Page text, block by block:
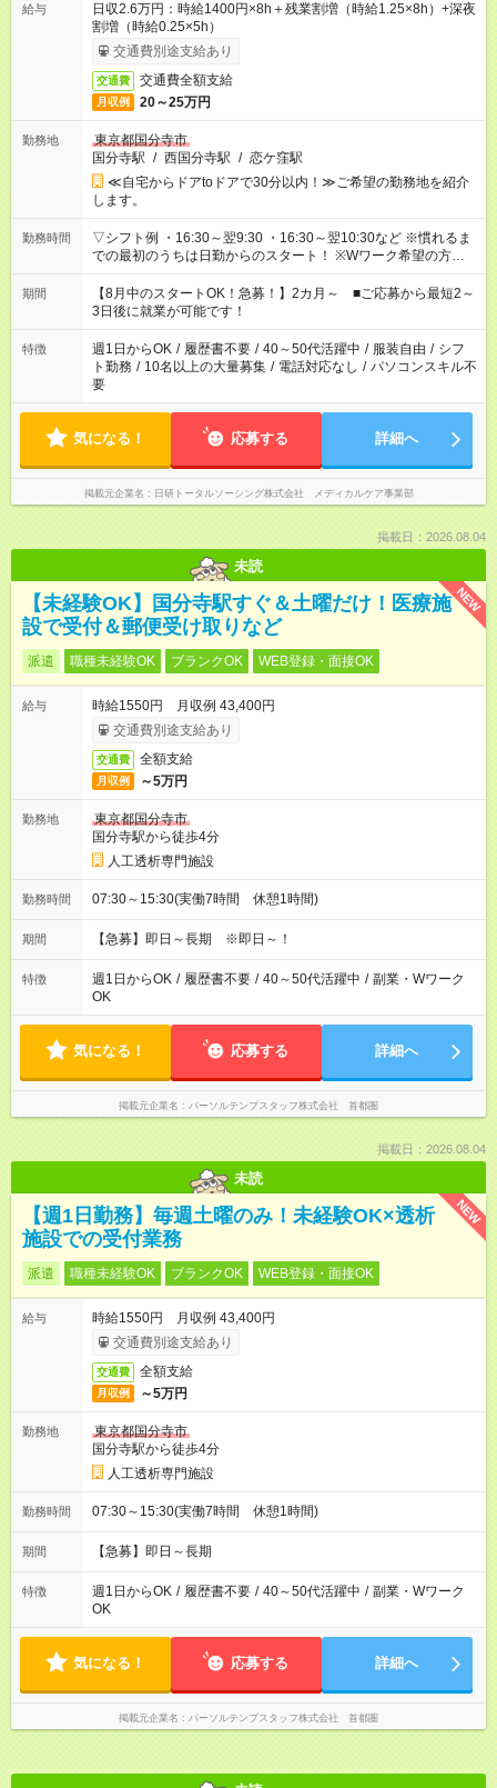
給与
日収2.6万円：時給1400円×8h＋残業割増（時給1.25×8h）+深夜
割増（時給0.25×5h）
交通費別途支給あり
交通費 交通費全額支給
月収例 20～25万円
勤務地
東京都国分寺市
国分寺駅 / 西国分寺駅 / 恋ケ窪駅
≪自宅からドアtoドアで30分以内！≫ご希望の勤務地を紹介
します。
勤務時間
▽シフト例 ・16:30～翌9:30 ・16:30～翌10:30など ※慣れるま
での最初のうちは日勤からのスタート！ ※Wワーク希望の方へ
今ご覧のお仕事で希望する勤務時間と、もう1つのお仕事の勤務
時間。 合計で週40時間を超える場合は応募できません。
期間
【8月中のスタートOK！急募！】2カ月～ ■ご応募から最短2～
3日後に就業が可能です！
特徴 週1日からOK / 履歴書不要 / 40～50代活躍中 / 服装自由 / シフ
ト勤務 / 10名以上の大量募集 / 電話対応なし / パソコンスキル不
要
気になる！ 応募する 詳細へ
掲載元企業名 日研トータルソーシング株式会社 メディカルケア事業部
掲載日：2026.08.04
未読
NEW
【未経験OK】国分寺駅すぐ＆土曜だけ！医療施
設で受付＆郵便受け取りなど
派遣 職種未経験OK ブランクOK WEB登録・面接OK
給与
時給1550円 月収例 43,400円
交通費別途支給あり
交通費 全額支給
月収例 ～5万円
勤務地
東京都国分寺市
国分寺駅から徒歩4分
人工透析専門施設
勤務時間 07:30～15:30(実働7時間 休憩1時間)
期間 【急募】即日～長期 ※即日～！
特徴 週1日からOK / 履歴書不要 / 40～50代活躍中 / 副業・Wワーク
OK
気になる！ 応募する 詳細へ
掲載元企業名 パーソルテンプスタッフ株式会社 首都圏
掲載日：2026.08.04
未読
NEW
【週1日勤務】毎週土曜のみ！未経験OK×透析
施設での受付業務
派遣 職種未経験OK ブランクOK WEB登録・面接OK
給与
時給1550円 月収例 43,400円
交通費別途支給あり
交通費 全額支給
月収例 ～5万円
勤務地
東京都国分寺市
国分寺駅から徒歩4分
人工透析専門施設
勤務時間 07:30～15:30(実働7時間 休憩1時間)
期間 【急募】即日～長期
特徴 週1日からOK / 履歴書不要 / 40～50代活躍中 / 副業・Wワーク
OK
気になる！ 応募する 詳細へ
掲載元企業名 パーソルテンプスタッフ株式会社 首都圏